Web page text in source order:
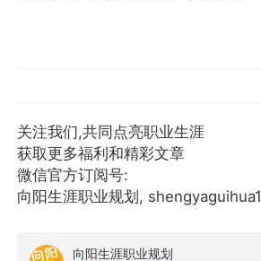
关注我们,共同点亮职业生涯
获取更多福利和精彩文章
微信官方订阅号:
向阳生涯职业规划, shengyaguihua1
向阳生涯职业规划